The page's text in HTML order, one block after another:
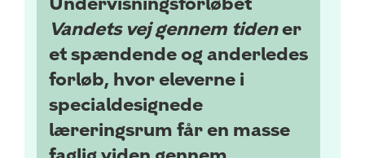
Vandets vej gennem tidener
et spændende og anderledes
forløb, hvor eleverne i
specialdesignede
læreringsrum får en masse